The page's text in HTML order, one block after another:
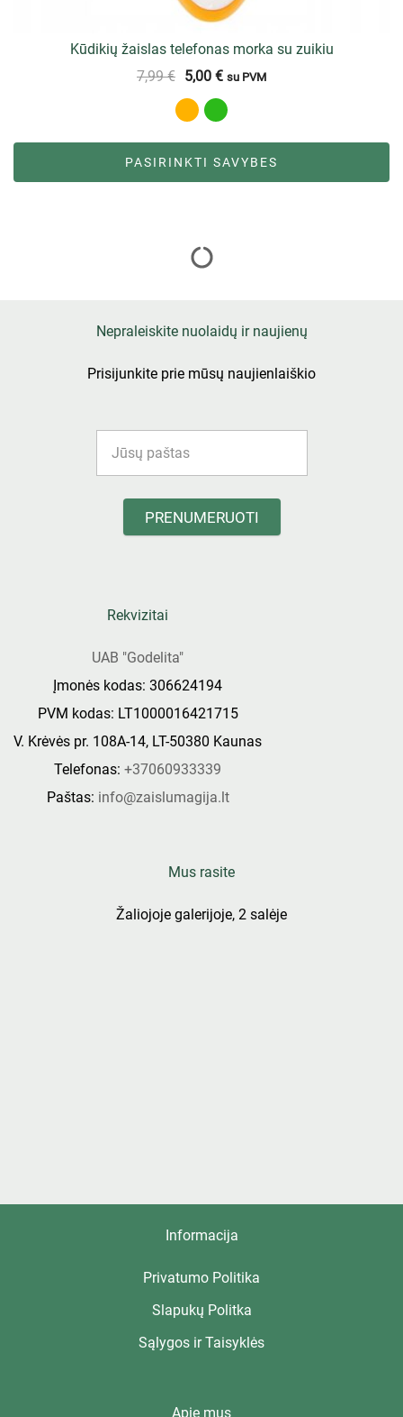
Kūdikių žaislas telefonas morka su zuikiu
7,99€ 5,00 € su PVM
PASIRINKTI SAVYBES
Nepraleiskite nuolaidų ir naujienų
Prisijunkite prie mūsų naujienlaiškio
PRENUMERUOTI
Rekvizitai
UAB "Godelita"
Įmonės kodas: 306624194
PVM kodas: LT1000016421715
V. Krėvės pr. 108A-14, LT-50380 Kaunas
Telefonas: +37060933339
Paštas: info@zaislumagija.lt
Mus rasite
Žaliojoje galerijoje, 2 salėje
Informacija
Privatumo Politika
Slapukų Politka
Sąlygos ir Taisyklės
Apie mus